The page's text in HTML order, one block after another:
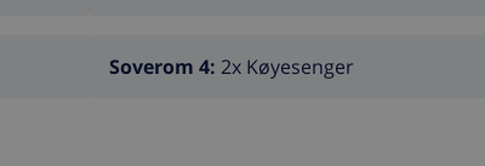
Soverom 4: 2x Køyesenger